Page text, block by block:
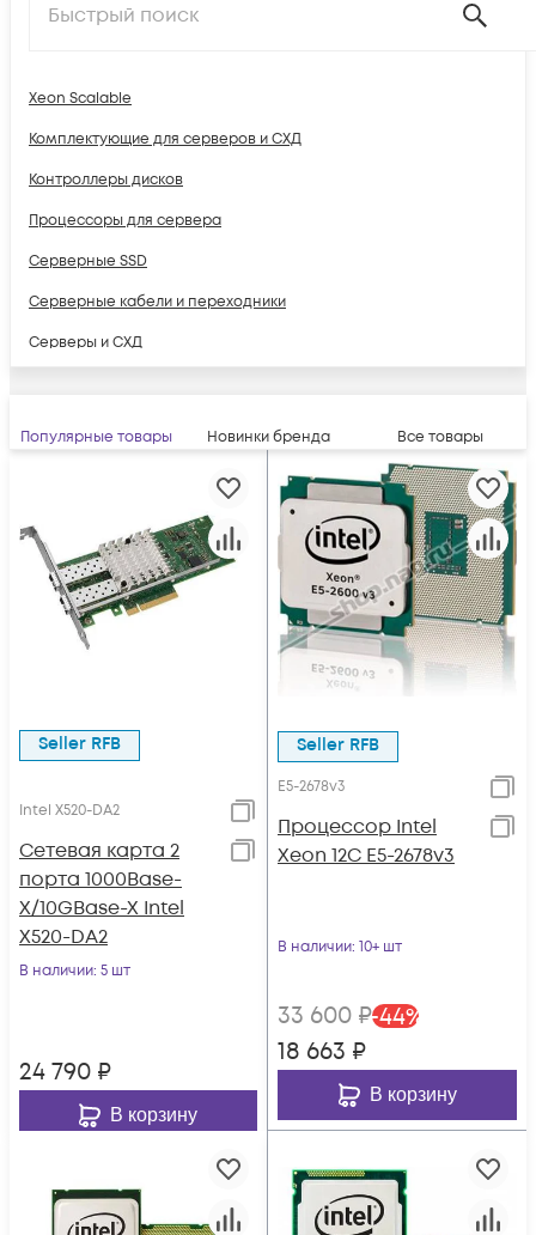
Xeon Scalable
Комплектующие для серверов и СХД
Контроллеры дисков
Процессоры для сервера
Серверные SSD
Серверные кабели и переходники
Серверы и СХД
Популярные товары Новинки бренда Все товары
Seller RFB
Intel X520-DA2
Сетевая карта 2
порта 1000Base-
X/10GBase-X Intel
X520-DA2
В наличии: 5 шт
24 790 ₽
В корзину
Seller RFB
E5-2678v3
Процессор Intel
Xeon 12C E5-2678v3
В наличии: 10+ шт
33 600 ₽-44%
18 663 ₽
В корзину